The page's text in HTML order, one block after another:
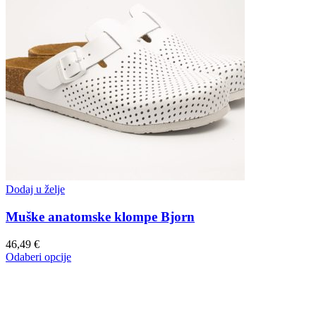
Dodaj u želje
Muške anatomske klompe Bjorn
46,49 €
Odaberi opcije